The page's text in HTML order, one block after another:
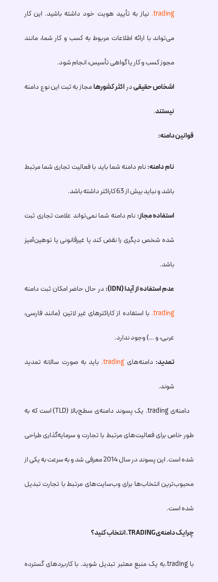
.trading نیاز به تأیید هویت خود داشته باشید. این کار
می‌تواند با ارائه اطلاعات مربوط به کسب و کار شما، مانند
مجوز کسب و کار یا گواهی تأسیس، انجام شود.
اشخاص حقیقیدر اکثر کشورهامجاز به ثبت این نوع دامنه
نیستند.
قوانین دامنه:
نام دامنه:نام دامنه شما باید با فعالیت تجاری شما مرتبط
باشد و نباید بیش از 63 کاراکتر داشته باشد.
استفاده مجاز: نام دامنه شما نمی‌تواند علامت تجاری ثبت
شده شخص دیگری را نقض کند یا غیرقانونی یا توهین‌آمیز
باشد.
عدم استفاده از آیدا (IDN): در حال حاضر امکان ثبت دامنه
.trading با استفاده از کاراکترهای غیر لاتین (مانند فارسی،
عربی، و …) وجود ندارد.
تمدید: دامنه‌های .trading باید به صورت سالانه تمدید
شوند.
دامنه‌ی .trading یک پسوند دامنه‌ی سطح‌بالا (TLD) است که به
طور خاص برای فعالیت‌های مرتبط با تجارت و سرمایه‌گذاری طراحی
شده است. این پسوند در سال 2014 معرفی شد و به سرعت به یکی از
محبوب‌ترین انتخاب‌ها برای وب‌سایت‌های مرتبط با تجارت تبدیل
شده است.
چرا یک دامنه‌ی.TRADINGانتخاب کنید؟
با.tradingبه یک منبع معتبر تبدیل شوید. با کاربردهای گسترده